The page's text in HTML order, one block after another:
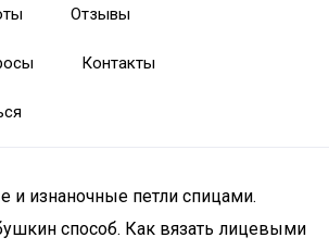
Отзывы
Контакты
и изнаночные петли спицами.
способ. Как вязать лицевыми